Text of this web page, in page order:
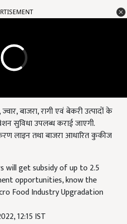
बाजरा, रागी एवं बेकरी उत्पादों के
सुविधा उपलब्ध कराई जाएगी.
लाइन तथा बाजरा आधारित कुकीज
will get subsidy of up to 2.5
opportunities, know the
Food Industry Upgradation
12:15 IST